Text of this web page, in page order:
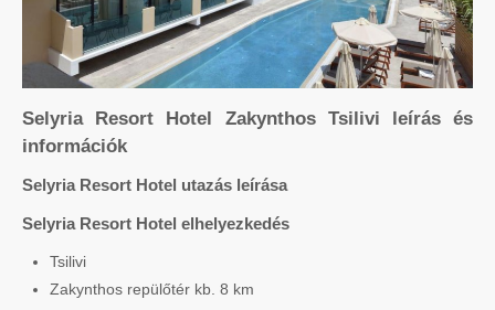
Selyria Resort Hotel Zakynthos Tsilivi leírás és
információk
Selyria Resort Hotel utazás leírása
Selyria Resort Hotel elhelyezkedés
Tsilivi
Zakynthos repülőtér kb. 8 km